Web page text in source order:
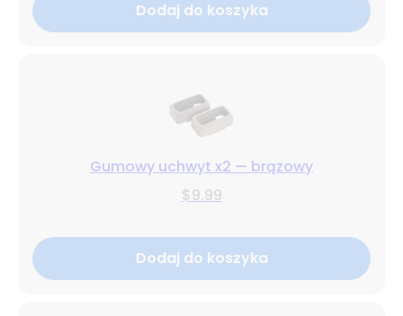
Dodaj do koszyka
Gumowy uchwyt x2 — brązowy
$9.99
Dodaj do koszyka